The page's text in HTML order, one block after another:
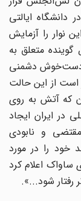
ایالتی
را آزمایش
متعلق به
دشمنی
از این حالت
که آتش به روی
ایران ایجاد
و نابودی
را در مورد
اعلام کرد
شود...».